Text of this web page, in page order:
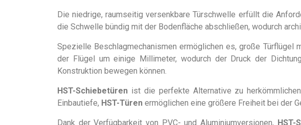
Die niedrige, raumseitig versenkbare Türschwelle erfüllt die
die Schwelle bündig mit der Bodenfläche abschließen, wodurch
Spezielle Beschlagmechanismen ermöglichen es, große Türflügel
der Flügel um einige Millimeter, wodurch der Druck der
Konstruktion bewegen können.
HST-Schiebetürenist die perfekte Alternative zu
Einbautiefe, HST-Türenermöglichen eine größere Freiheit bei der
Dank der Verfügbarkeit von PVC- und Aluminiumversionen, HST-